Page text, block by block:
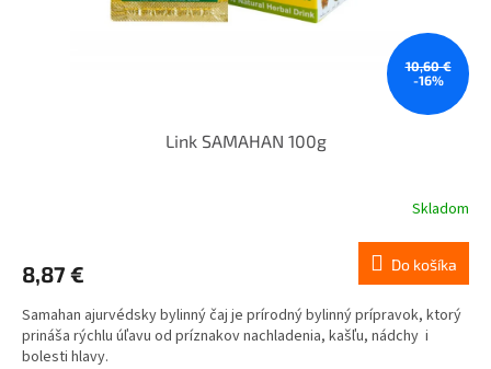
10,60 €
-16%
Link SAMAHAN 100g
Skladom
8,87 € Do košíka
Samahan ajurvédsky bylinný čaj je prírodný bylinný prípravok, ktorý
prináša rýchlu úľavu od príznakov nachladenia, kašľu, nádchy i
bolesti hlavy.